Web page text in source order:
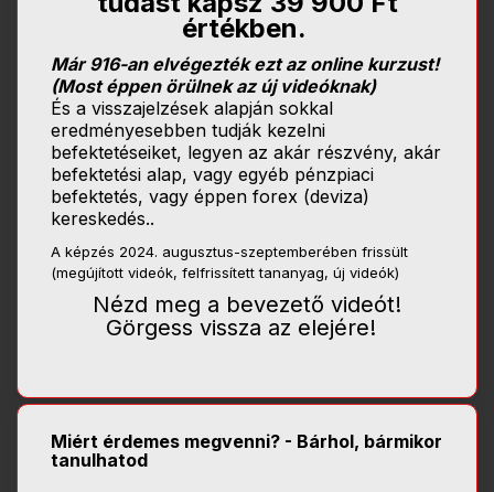
értékben.
Már 916-an elvégezték ezt az online kurzust!
(Most éppen örülnek az új videóknak)
És a visszajelzések alapján sokkal
eredményesebben tudják kezelni
befektetéseiket, legyen az akár részvény, akár
befektetési alap, vagy egyéb pénzpiaci
befektetés, vagy éppen forex (deviza)
kereskedés..
A képzés 2024. augusztus-szeptemberében frissült
(megújított videók, felfrissített tananyag, új videók)
Nézd meg a bevezető videót!
Görgess vissza az elejére!
Miért érdemes megvenni? - Bárhol, bármikor
tanulhatod